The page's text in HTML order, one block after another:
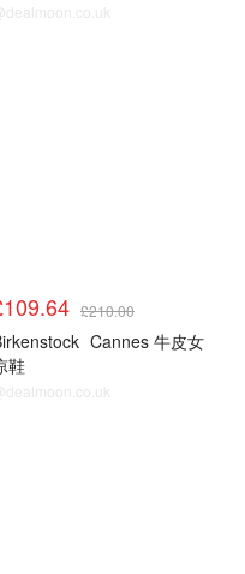
@dealmoon.co.uk
£210.00
Cannes 牛皮女
鞋
@dealmoon.co.uk